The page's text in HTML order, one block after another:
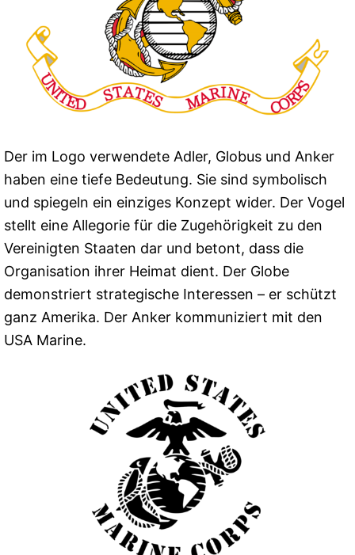
Der im Logo verwendete Adler, Globus und Anker
haben eine tiefe Bedeutung. Sie sind symbolisch
und spiegeln ein einziges Konzept wider. Der Vogel
stellt eine Allegorie für die Zugehörigkeit zu den
Vereinigten Staaten dar und betont, dass die
Organisation ihrer Heimat dient. Der Globe
demonstriert strategische Interessen – er schützt
ganz Amerika. Der Anker kommuniziert mit den
USA Marine.